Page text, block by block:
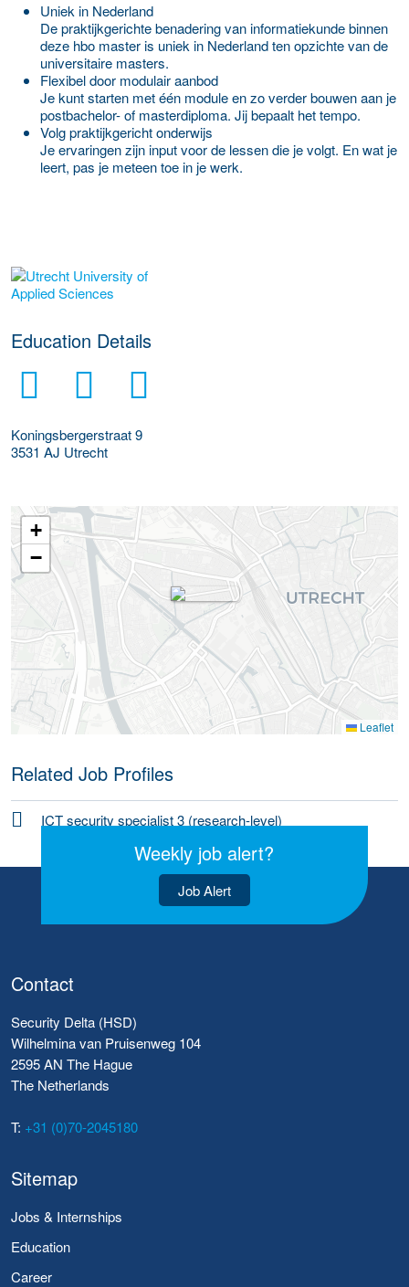
Uniek in Nederland
De praktijkgerichte benadering van informatiekunde binnen
deze hbo master is uniek in Nederland ten opzichte van de
universitaire masters.
Flexibel door modulair aanbod
Je kunt starten met één module en zo verder bouwen aan je
postbachelor- of masterdiploma. Jij bepaalt het tempo.
Volg praktijkgericht onderwijs
Je ervaringen zijn input voor de lessen die je volgt. En wat je
leert, pas je meteen toe in je werk.
about this provider
Education Details
Koningsbergerstraat 9
3531 AJ Utrecht
+
−
Leaflet
Related Job Profiles
ICT security specialist 3 (research-level)
Weekly job alert?
Job Alert
Contact
Security Delta (HSD)
Wilhelmina van Pruisenweg 104
2595 AN The Hague
The Netherlands
T: +31 (0)70-2045180
Sitemap
Jobs & Internships
Education
Career